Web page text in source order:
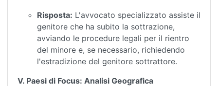
Risposta: L'avvocato specializzato assiste il
genitore che ha subito la sottrazione,
avviando le procedure legali per il rientro
del minore e, se necessario, richiedendo
l'estradizione del genitore sottrattore.
V. Paesi di Focus: Analisi Geografica